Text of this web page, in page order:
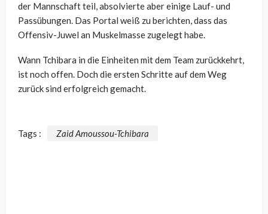
der Mannschaft teil, absolvierte aber einige Lauf- und
Passübungen. Das Portal weiß zu berichten, dass das
Offensiv-Juwel an Muskelmasse zugelegt habe.
Wann Tchibara in die Einheiten mit dem Team zurückkehrt,
ist noch offen. Doch die ersten Schritte auf dem Weg
zurück sind erfolgreich gemacht.
Tags : Zaid Amoussou-Tchibara